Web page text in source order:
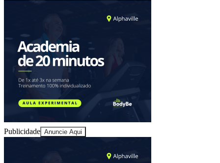
Publicidade Anuncie Aqui